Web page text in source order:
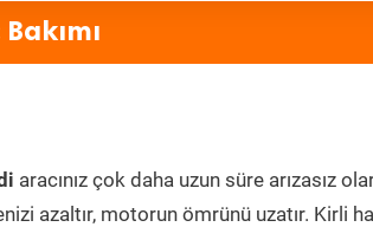
aracınız çok daha uzun süre arızasız
azaltır, motorun ömrünü uzatır. Kirli